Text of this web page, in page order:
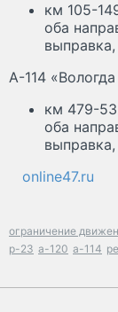
км 105-
оба
А-114
км 479-
оба
online47.ru
ограничение
р-23 а-120 а-114